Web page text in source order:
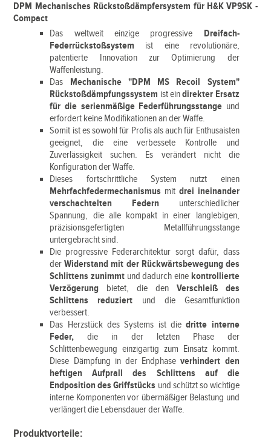
DPM Mechanisches Rückstoßdämpfersystem für H&K VP9SK -
Compact
Das weltweit einzige progressive Dreifach-
Federrückstoßsystem ist eine revolutionäre,
patentierte Innovation zur Optimierung der
Waffenleistung.
Das Mechanische "DPM MS Recoil System"
Rückstoßdämpfungssystem ist eindirekter Ersatz
für die serienmäßige Federführungsstange und
erfordert keine Modifikationen an der Waffe.
Somit ist es sowohl für Profis als auch für Enthusaisten
geeignet, die eine verbessete Kontrolle und
Zuverlässigkeit suchen. Es verändert nicht die
Konfiguration der Waffe.
Dieses fortschrittliche System nutzt einen
Mehrfachfedermechanismus mit drei ineinander
verschachtelten Federn unterschiedlicher
Spannung, die alle kompakt in einer langlebigen,
präzisionsgefertigten Metallführungsstange
untergebracht sind.
Die progressive Federarchitektur sorgt dafür, dass
derWiderstand mit der Rückwärtsbewegung des
Schlittens zunimmt und dadurch eine kontrollierte
Verzögerung bietet, die den Verschleiß des
Schlittens reduziert und die Gesamtfunktion
verbessert.
Das Herzstück des Systems ist diedritte interne
Feder, die in der letzten Phase der
Schlittenbewegung einzigartig zum Einsatz kommt.
Diese Dämpfung in der Endphaseverhindert den
heftigen Aufprall des Schlittens auf die
Endposition des Griffstücks und schützt so wichtige
interne Komponenten vor übermäßiger Belastung und
verlängert die Lebensdauer der Waffe.
Produktvorteile: